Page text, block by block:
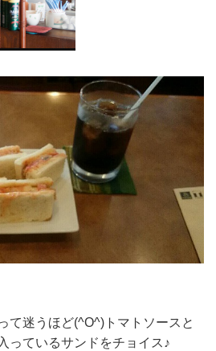
て迷うほど(^O^)トマトソースと
っているサンドをチョイス♪